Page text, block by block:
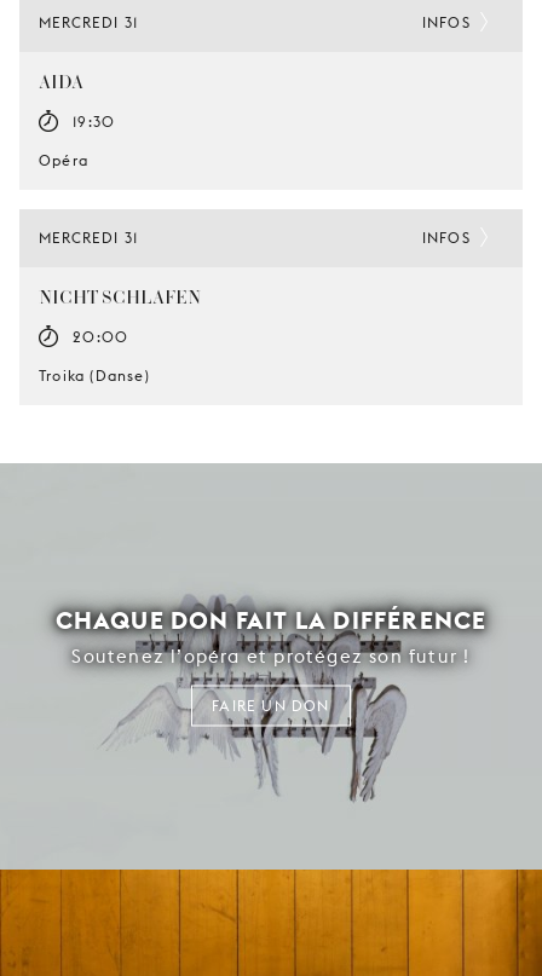
MERCREDI 31
AIDA
19:30
Opéra
INFOS
MERCREDI 31
NICHT SCHLAFEN
20:00
Troika (Danse)
INFOS
CHAQUE DON FAIT LA DIFFÉRENCE
Soutenez l’opéra et protégez son futur !
FAIRE UN DON